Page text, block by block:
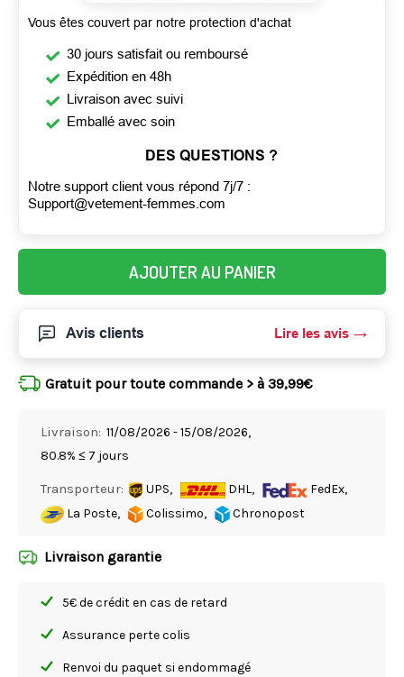
Vous êtes couvert par notre protection d'achat
30 jours satisfait ou remboursé
Expédition en 48h
Livraison avec suivi
Emballé avec soin
DES QUESTIONS ?
Notre support client vous répond 7j/7 :
Support@vetement-femmes.com
AJOUTER AU PANIER
Avis clients Lire les avis
Gratuit pour toute commande > à 39,99€
Livraison: 11/08/2026 - 15/08/2026,
80.8% ≤ 7 jours
Transporteur: UPS, DHL,
FedEx,
La Poste,
Colissimo, Chronopost
Livraison garantie
5€ de crédit en cas de retard
Assurance perte colis
Renvoi du paquet si endommagé